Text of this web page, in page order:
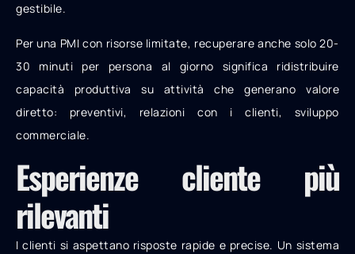
gestibile.
Per una PMI con risorse limitate, recuperare anche solo 20-
30 minuti per persona al giorno significa ridistribuire
capacità produttiva su attività che generano valore
diretto: preventivi, relazioni con i clienti, sviluppo
commerciale.
Esperienze cliente più
rilevanti
I clienti si aspettano risposte rapide e precise. Un sistema